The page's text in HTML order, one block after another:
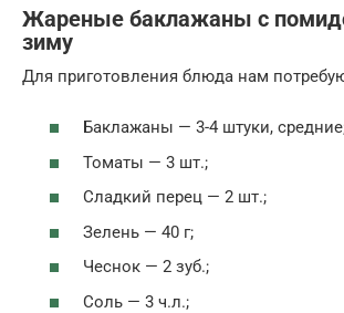
Жареные баклажаны с
зиму
Для приготовления блюда нам
Баклажаны — 3-4 штуки,
Томаты — 3 шт.;
Сладкий перец — 2 шт.;
Зелень — 40 г;
Чеснок — 2 зуб.;
Соль — 3 ч.л.;